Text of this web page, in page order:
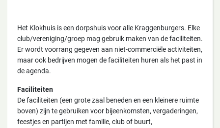
Het Klokhuis is een dorpshuis voor alle Kraggenburgers. Elke
club/vereniging/groep mag gebruik maken van de faciliteiten.
Er wordt voorrang gegeven aan niet-commerciële activiteiten,
maar ook bedrijven mogen de faciliteiten huren als het past in
de agenda.
Faciliteiten
De faciliteiten (een grote zaal beneden en een kleinere ruimte
boven) zijn te gebruiken voor bijeenkomsten, vergaderingen,
feestjes en partijen met familie, club of buurt,